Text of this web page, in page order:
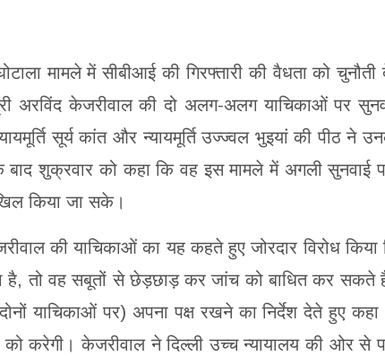
मामले में सीबीआई की गिरफ्तारी की वैधता को चुनौती
अरविंद केजरीवाल की दो अलग-अलग याचिकाओं पर
सूर्य कांत और न्यायमूर्ति उज्ज्वल भुइयां की पीठ ने
शुक्रवार को कहा कि वह इस मामले में अगली सुनवाई
किया जा सके।
की याचिकाओं का यह कहते हुए जोरदार विरोध किया
है, तो वह सबूतों से छेड़छाड़ कर जांच को बाधित कर सकते
याचिकाओं पर) अपना पक्ष रखने का निर्देश देते हुए कहा
करेगी। केजरीवाल ने दिल्ली उच्च न्यायालय की ओर से